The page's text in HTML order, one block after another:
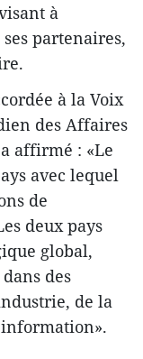
à
partenaires,
à la Voix
des Affaires
affirmé : «Le
avec lequel
de
deux pays
global,
des
de la